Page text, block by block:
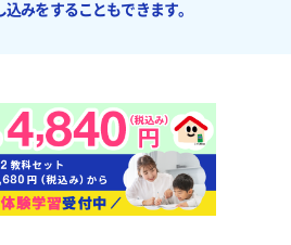
みをすることもできます。